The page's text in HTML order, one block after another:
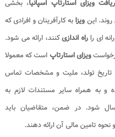
ویزای استارتاپ اسپانیا، بخشی
این ویزا به کارآفرینان و افرادی که
ای راراه اندازیکنند، ارائه می شود.
ویزای استارتاپ است که معمولا
تاریخ تولد، ملیت و مشخصات تماس
به همراه سایر مستندات لازم به
شود. در ضمن، متقاضیان باید
تامین مالی آن ارائه دهند.